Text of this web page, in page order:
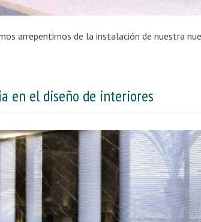
en el diseño de interiores